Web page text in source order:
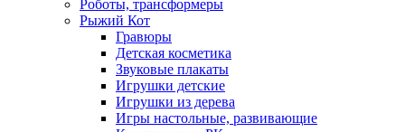
Роботы, трансформеры
Рыжий Кот
Гравюры
Детская косметика
Звуковые плакаты
Игрушки детские
Игрушки из дерева
Игры настольные, развивающие